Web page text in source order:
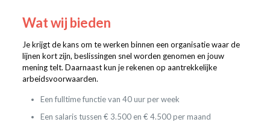
Wat wij bieden
Je krijgt de kans om te werken binnen een organisatie waar de
lijnen kort zijn, beslissingen snel worden genomen en jouw
mening telt. Daarnaast kun je rekenen op aantrekkelijke
arbeidsvoorwaarden.
Een fulltime functie van 40 uur per week
Een salaris tussen € 3.500 en € 4.500 per maand